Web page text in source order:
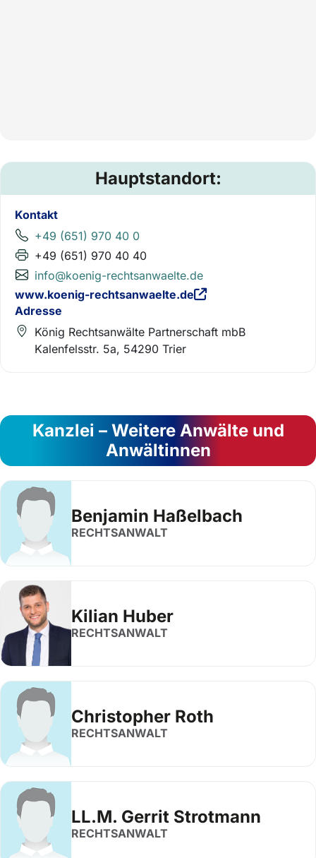
Hauptstandort:
Kontakt
+49 (651) 970 40 0
+49 (651) 970 40 40
info@koenig-rechtsanwaelte.de
www.koenig-rechtsanwaelte.de
Adresse
König Rechtsanwälte Partnerschaft mbB
Kalenfelsstr. 5a, 54290 Trier
Kanzlei – Weitere Anwälte und
Anwältinnen
Benjamin Haßelbach
RECHTSANWALT
Kilian Huber
RECHTSANWALT
Christopher Roth
RECHTSANWALT
LL.M. Gerrit Strotmann
RECHTSANWALT